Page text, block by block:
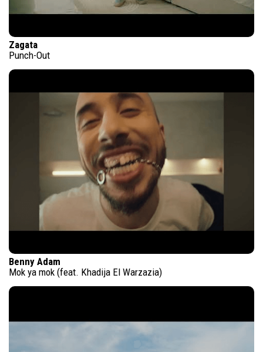
Zagata
Punch-Out
Benny Adam
Mok ya mok (feat. Khadija El Warzazia)